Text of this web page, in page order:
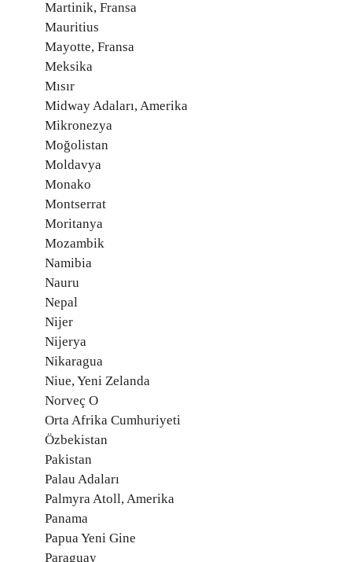
Martinik, Fransa
Mauritius
Mayotte, Fransa
Meksika
Mısır
Midway Adaları, Amerika
Mikronezya
Moğolistan
Moldavya
Monako
Montserrat
Moritanya
Mozambik
Namibia
Nauru
Nepal
Nijer
Nijerya
Nikaragua
Niue, Yeni Zelanda
Norveç O
Orta Afrika Cumhuriyeti
Özbekistan
Pakistan
Palau Adaları
Palmyra Atoll, Amerika
Panama
Papua Yeni Gine
Paraguay